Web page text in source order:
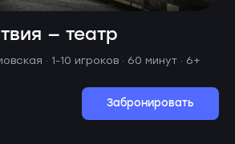
— театр
· 1-10 игроков · 60 минут · 6+
Забронировать